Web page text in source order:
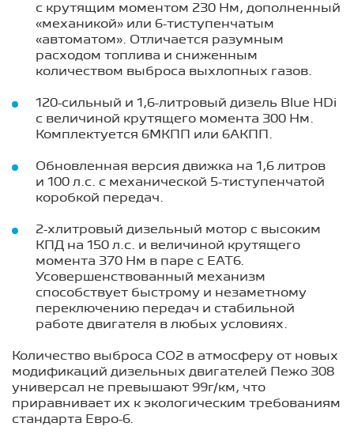
с крутящим моментом 230 Нм, дополненный
«механикой» или 6-тиступенчатым
«автоматом». Отличается разумным
расходом топлива и сниженным
количеством выброса выхлопных газов.
120-сильный и 1,6-литровый дизель Blue HDi
с величиной крутящего момента 300 Нм.
Комплектуется 6МКПП или 6АКПП.
Обновленная версия движка на 1,6 литров
и 100 л.с. с механической 5-тиступенчатой
коробкой передач.
2-хлитровый дизельный мотор с высоким
КПД на 150 л.с. и величиной крутящего
момента 370 Нм в паре с EAT6.
Усовершенствованный механизм
способствует быстрому и незаметному
переключению передач и стабильной
работе двигателя в любых условиях.
Количество выброса CO2 в атмосферу от новых
модификаций дизельных двигателей Пежо 308
универсал не превышают 99г/км, что
приравнивает их к экологическим требованиям
стандарта Евро-6.